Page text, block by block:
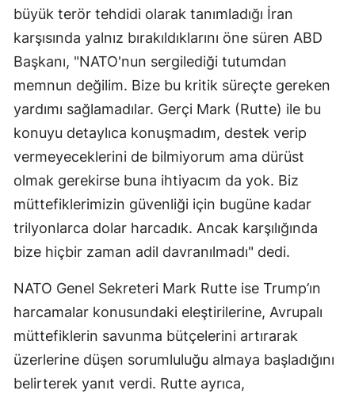
büyük terör tehdidi olarak tanımladığı İran
karşısında yalnız bırakıldıklarını öne süren ABD
Başkanı, "NATO'nun sergilediği tutumdan
memnun değilim. Bize bu kritik süreçte gereken
yardımı sağlamadılar. Gerçi Mark (Rutte) ile bu
konuyu detaylıca konuşmadım, destek verip
vermeyeceklerini de bilmiyorum ama dürüst
olmak gerekirse buna ihtiyacım da yok. Biz
müttefiklerimizin güvenliği için bugüne kadar
trilyonlarca dolar harcadık. Ancak karşılığında
bize hiçbir zaman adil davranılmadı" dedi.
NATO Genel Sekreteri Mark Rutte ise Trump’ın
harcamalar konusundaki eleştirilerine, Avrupalı
müttefiklerin savunma bütçelerini artırarak
üzerlerine düşen sorumluluğu almaya başladığını
belirterek yanıt verdi. Rutte ayrıca,